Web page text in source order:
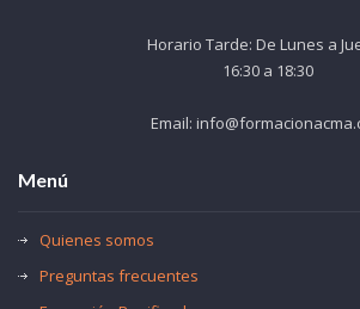
Horario Tarde: De Lunes a
16:30 a 18:30
Email:
Menú
Quienes somos
Preguntas frecuentes